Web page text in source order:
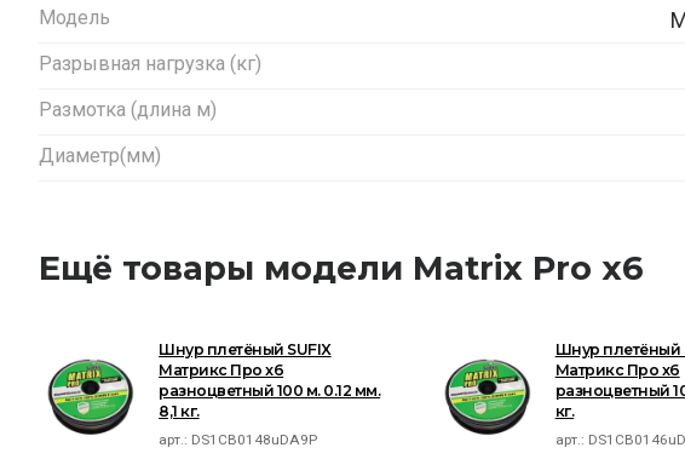
Модель
Разрывная нагрузка (кг)
Размотка (длина м)
Диаметр(мм)
Ещё товары модели Matrix Pro x6
Шнур плетёный SUFIX
Матрикс Про x6
разноцветный 100 м. 0.12 мм.
8,1 кг.
арт.: DS1CB0148uDA9P
Шнур плетёный
Матрикс Про x6
разноцветный
кг.
арт.: